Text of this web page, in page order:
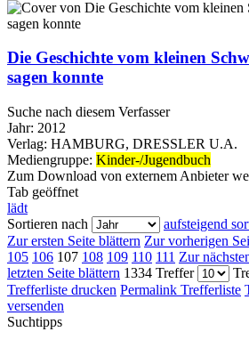
Die Geschichte vom kleinen
sagen konnte
Suche nach diesem Verfasser
Jahr: 2012
Verlag: HAMBURG, DRESSLER U.A.
Mediengruppe: Kinder-/Jugendbuch
Zum Download von externem Anbieter
Tab geöffnet
lädt
Sortieren nach
aufsteigend
Zur ersten Seite blättern Zur vorherigen
105 106 107 108 109 110 111 Zur
letzten Seite blättern 1334 Treffer
Trefferliste drucken Permalink Trefferliste
versenden
Suchtipps